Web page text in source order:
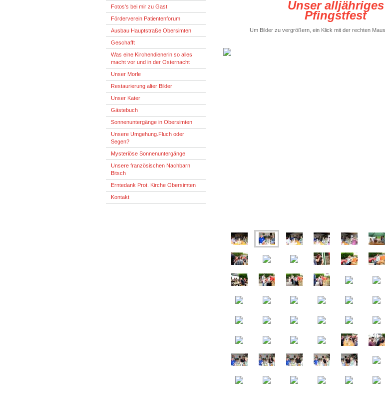
Fotos's bei mir zu Gast
Förderverein Patientenforum
Ausbau Hauptstraße Obersimten
Geschafft
Was eine Kirchendienerin so alles
macht vor und in der Osternacht
Unser Morle
Restaurierung alter Bilder
Unser Kater
Gästebuch
Sonnenuntergänge in Obersimten
Unsere Umgehung.Fluch oder
Segen?
Mysteriöse Sonnenuntergänge
Unsere französischen Nachbarn
Bitsch
Erntedank Prot. Kirche Obersimten
Kontakt
Unser alljähriges
Pfingstfest
Um Bilder zu vergrößern, ein Klick mit der rechten